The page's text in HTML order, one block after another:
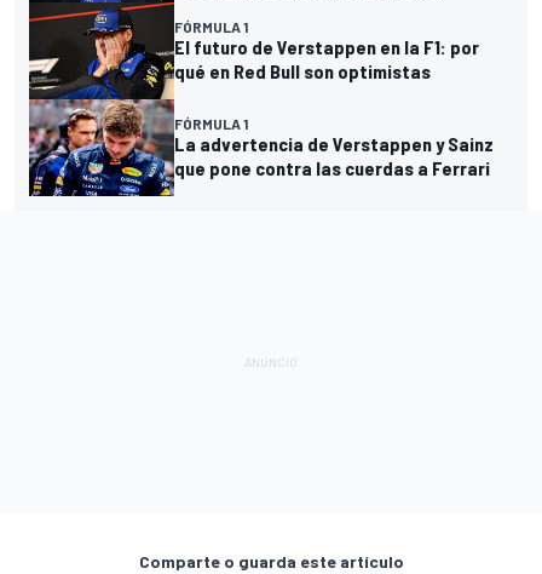
FÓRMULA 1
El futuro de Verstappen en la F1: por
qué en Red Bull son optimistas
FÓRMULA 1
La advertencia de Verstappen y Sainz
que pone contra las cuerdas a Ferrari
Comparte o guarda este artículo